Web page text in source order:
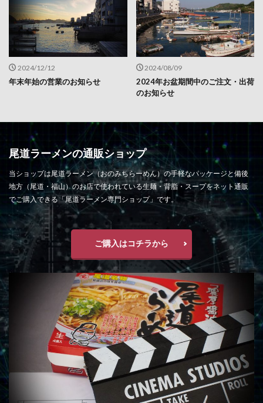
2024/12/12
年末年始の営業のお知らせ
2024/08/09
2024年お盆期間中のご注文・出荷
のお知らせ
尾道ラーメンの通販ショップ
当ショップは尾道ラーメン（おのみちらーめん）の手軽なパッケージと備後
地方（尾道・福山）のお店で使われている生麺・背脂・スープをネット通販
でご購入できる「尾道ラーメン専門ショップ」です。
ご購入はコチラから